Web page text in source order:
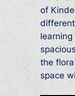
of
the
space